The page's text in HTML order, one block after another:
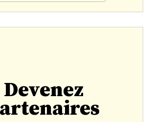
Devenez